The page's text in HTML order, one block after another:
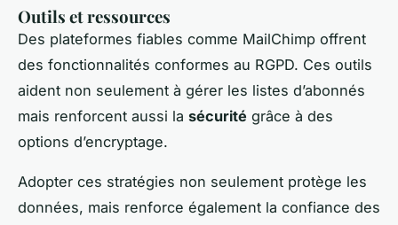
Outils et ressources
Des plateformes fiables comme MailChimp offrent
des fonctionnalités conformes au RGPD. Ces outils
aident non seulement à gérer les listes d’abonnés
mais renforcent aussi la sécurité grâce à des
options d’encryptage.
Adopter ces stratégies non seulement protège les
données, mais renforce également la confiance des